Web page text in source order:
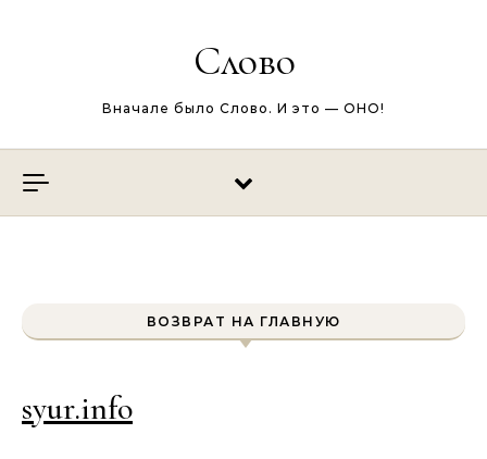
Слово
Вначале было Слово. И это — ОНО!
ВОЗВРАТ НА ГЛАВНУЮ
syur.info